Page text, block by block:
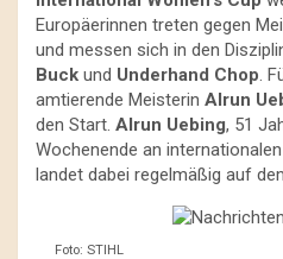
Europäerinnen treten gegen
und messen sich in den
Buck und Underhand Chop.
amtierende Meisterin Alrun
den Start. Alrun Uebing, 51
Wochenende an
landet dabei regelmäßig auf
Foto: STIHL